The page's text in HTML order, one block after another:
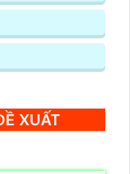
XUẤT